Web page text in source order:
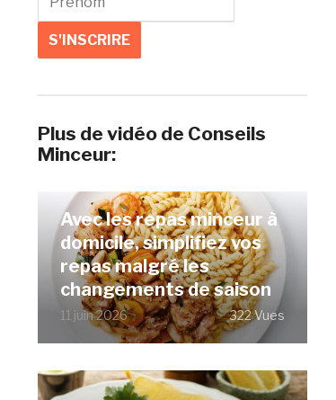
Plus de vidéo de Conseils
Minceur:
Avec les repas minceur à
domicile, simplifiez vos
repas malgré les
changements de saison
11 juin 2026 322 Vues